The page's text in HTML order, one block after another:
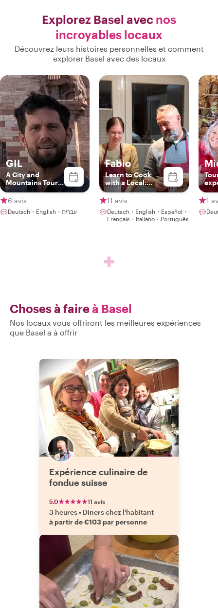
Explorez Basel avec nos
incroyables locaux
Découvrez leurs histoires personnelles et comment
explorer Basel avec des locaux
GIL
A City and
Mountains Tour
Guide
6 avis
Deutsch・English・עברית
Fabio
Learn to Cook
with a Local:
Italian & Swiss
Recipes in Basel
11 avis
Deutsch・English・Español・
Français・Italiano・Português
1
Choses à faireà Basel
Nos locaux vous offriront les meilleures expériences
que Basel a à offrir
Expérience culinaire de
fondue suisse
5.0 11 avis
3 heures• Diners chez l'habitant
à partir de €103 par personne